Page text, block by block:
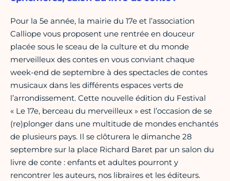
Pour la 5e année, la mairie du 17e et l’association
Calliope vous proposent une rentrée en douceur
placée sous le sceau de la culture et du monde
merveilleux des contes en vous conviant chaque
week-end de septembre à des spectacles de contes
musicaux dans les différents espaces verts de
l’arrondissement. Cette nouvelle édition du Festival
« Le 17e, berceau du merveilleux » est l’occasion de se
(re)plonger dans une multitude de mondes enchantés
de plusieurs pays. Il se clôturera le dimanche 28
septembre sur la place Richard Baret par un salon du
livre de conte : enfants et adultes pourront y
rencontrer les auteurs, nos libraires et les éditeurs.